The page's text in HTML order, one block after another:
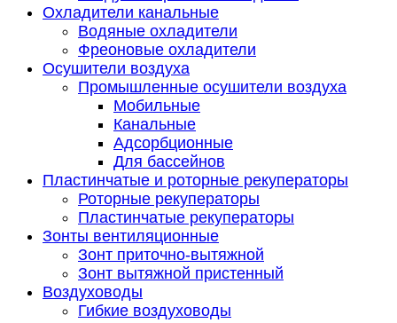
Охладители канальные
Водяные охладители
Фреоновые охладители
Осушители воздуха
Промышленные осушители воздуха
Мобильные
Канальные
Адсорбционные
Для бассейнов
Пластинчатые и роторные рекуператоры
Роторные рекуператоры
Пластинчатые рекуператоры
Зонты вентиляционные
Зонт приточно-вытяжной
Зонт вытяжной пристенный
Воздуховоды
Гибкие воздуховоды